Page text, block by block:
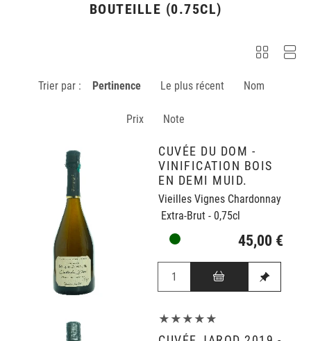
BOUTEILLE (0.75CL)
Trier par : Pertinence Le plus récent Nom
Prix Note
CUVÉE DU DOM -
VINIFICATION BOIS
EN DEMI MUID.
Vieilles Vignes Chardonnay
Extra-Brut - 0,75cl
45,00 €
★★★★★